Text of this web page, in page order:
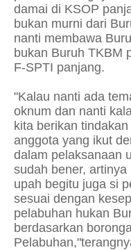
damai di KSOP
bukan murni dari
nanti membawa
bukan Buruh TKBM
F-SPTI panjang.
"Kalau nanti ada
oknum dan nanti
kita berikan
anggota yang ikut
dalam pelaksanaan
sudah bener,
upah begitu juga si
sesuai dengan
pelabuhan hukan
berdasarkan